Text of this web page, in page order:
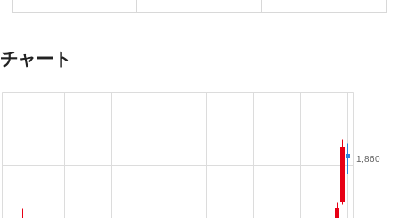
チャート
1,860